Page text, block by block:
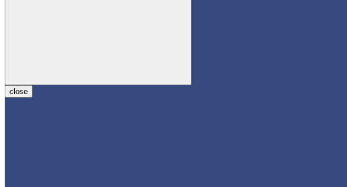
close